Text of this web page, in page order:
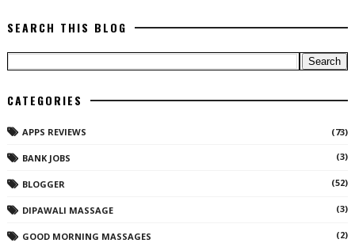
SEARCH THIS BLOG
CATEGORIES
APPS REVIEWS (73)
BANK JOBS (3)
BLOGGER (52)
DIPAWALI MASSAGE (3)
GOOD MORNING MASSAGES (2)